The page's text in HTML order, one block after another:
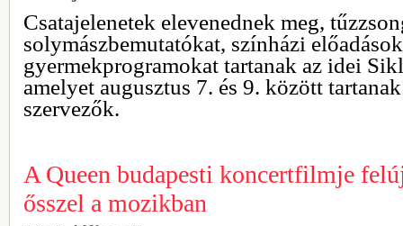
Csatajelenetek elevenednek meg,
solymászbemutatókat, színházi
gyermekprogramokat tartanak az idei
amelyet augusztus 7. és 9. között
szervezők.
A Queen budapesti koncertfilmje
ősszel a mozikban